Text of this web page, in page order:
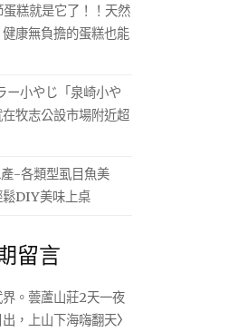
糕就是它了！！天然
康無負擔的蛋糕也能
小やじ「泉崎小や
牧志公設市場附近超
-各類型虱目魚美
鬆DIY美味上桌
留言
界。蕓蘆山莊2天一夜
，上山下海嗨翻天〉